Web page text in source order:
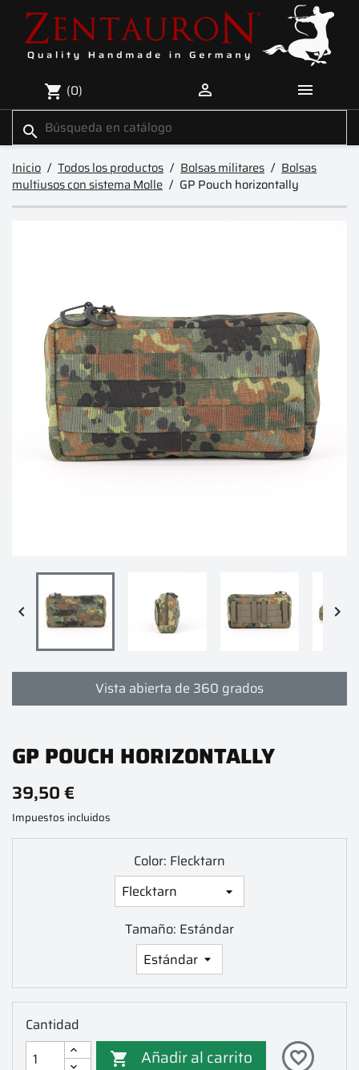
shopping_cart (0)  
search
Inicio Todos los productos Bolsas militares
Bolsas
multiusos con sistema Molle
GP Pouch horizontally
 
Vista abierta de 360 grados
GP POUCH HORIZONTALLY
39,50 €
Impuestos incluidos
Color: Flecktarn
Tamaño: Estándar
Cantidad
 Añadir al carrito favorite_border